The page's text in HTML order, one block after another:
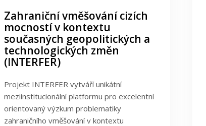
Zahraniční vměšování cizích
mocností v kontextu
současných geopolitických a
technologických změn
(INTERFER)
Projekt INTERFER vytváří unikátní
meziinstitucionální platformu pro excelentní
orientovaný výzkum problematiky
zahraničního vměšování v kontextu